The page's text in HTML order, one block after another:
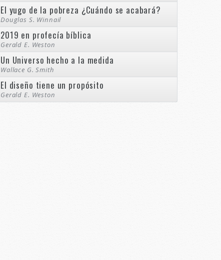
El yugo de la pobreza ¿Cuándo se acabará?
Douglas S. Winnail
2019 en profecía bíblica
Gerald E. Weston
Un Universo hecho a la medida
Wallace G. Smith
El diseño tiene un propósito
Gerald E. Weston